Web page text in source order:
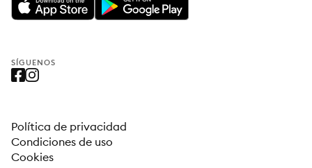
SÍGUENOS
Política de privacidad
Condiciones de uso
Cookies